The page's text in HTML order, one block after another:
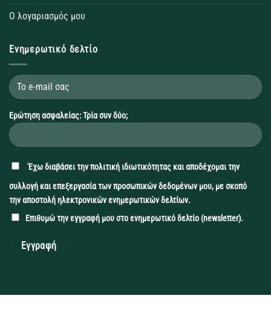
Ο λογαριασμός μου
Ενημερωτικό δελτίο
Ερώτηση ασφαλείας: Τρία συν δύο;
'Εχω διαβάσει τηνπολιτική ιδιωτικότητας και αποδέχομαι την
συλλογή και επεξεργασία των προσωπικών δεδομένων μου, με σκοπό
την αποστολή ηλεκτρονικών ενημερωτικών δελτίων.
Επιθυμώ την εγγραφή μου στο ενημερωτικό δελτίο (newsletter).